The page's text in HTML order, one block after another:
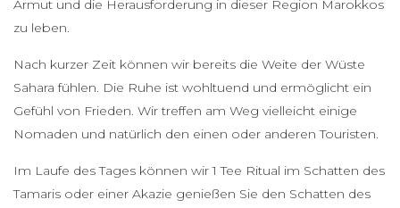
Armut und die Herausforderung in dieser Region Marokkos
zu leben.
Nach kurzer Zeit können wir bereits die Weite der Wüste
Sahara fühlen. Die Ruhe ist wohltuend und ermöglicht ein
Gefühl von Frieden. Wir treffen am Weg vielleicht einige
Nomaden und natürlich den einen oder anderen Touristen.
Im Laufe des Tages können wir 1 Tee Ritual im Schatten des
Tamaris oder einer Akazie genießen Sie den Schatten des